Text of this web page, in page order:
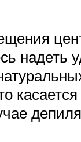
надеть